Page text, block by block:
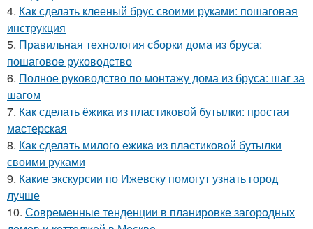
4. Как сделать клееный брус своими руками: пошаговая
инструкция
5. Правильная технология сборки дома из бруса:
пошаговое руководство
6. Полное руководство по монтажу дома из бруса: шаг за
шагом
7. Как сделать ёжика из пластиковой бутылки: простая
мастерская
8. Как сделать милого ежика из пластиковой бутылки
своими руками
9. Какие экскурсии по Ижевску помогут узнать город
лучше
10. Современные тенденции в планировке загородных